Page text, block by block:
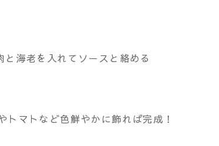
海老を入れてソースと絡める
トマトなど色鮮やかに飾れば完成！